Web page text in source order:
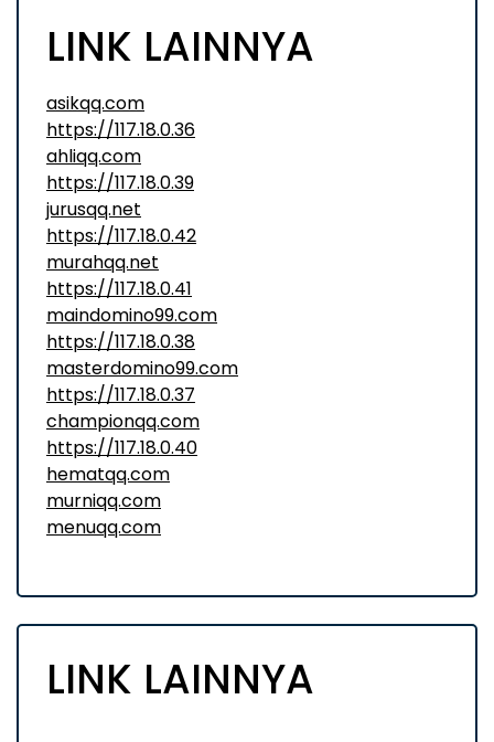
LINK LAINNYA
asikqq.com
https://117.18.0.36
ahliqq.com
https://117.18.0.39
jurusqq.net
https://117.18.0.42
murahqq.net
https://117.18.0.41
maindomino99.com
https://117.18.0.38
masterdomino99.com
https://117.18.0.37
championqq.com
https://117.18.0.40
hematqq.com
murniqq.com
menuqq.com
LINK LAINNYA